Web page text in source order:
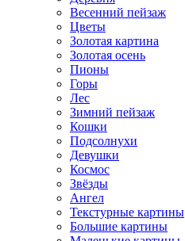
Весенний пейзаж
Цветы
Золотая картина
Золотая осень
Пионы
Горы
Лес
Зимний пейзаж
Кошки
Подсолнухи
Девушки
Космос
Звёзды
Ангел
Текстурные картины
Большие картины